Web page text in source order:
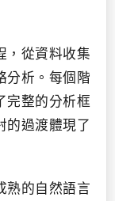
，從資料收集
分析。每個階
完整的分析框
的過渡體現了
熟的自然語言